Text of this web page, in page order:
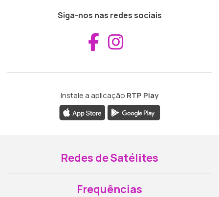
Siga-nos nas redes sociais
Aceder ao
Instale a aplicação RTP Play
Redes de Satélites
Frequências